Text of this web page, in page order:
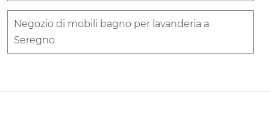
Negozio di mobili bagno per lavanderia a
Seregno